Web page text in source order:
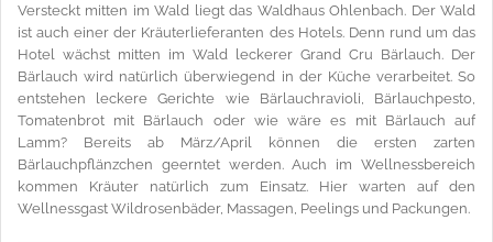
Versteckt mitten im Wald liegt das Waldhaus Ohlenbach. Der Wald
ist auch einer der Kräuterlieferanten des Hotels. Denn rund um das
Hotel wächst mitten im Wald leckerer Grand Cru Bärlauch. Der
Bärlauch wird natürlich überwiegend in der Küche verarbeitet. So
entstehen leckere Gerichte wie Bärlauchravioli, Bärlauchpesto,
Tomatenbrot mit Bärlauch oder wie wäre es mit Bärlauch auf
Lamm? Bereits ab März/April können die ersten zarten
Bärlauchpflänzchen geerntet werden. Auch im Wellnessbereich
kommen Kräuter natürlich zum Einsatz. Hier warten auf den
Wellnessgast Wildrosenbäder, Massagen, Peelings und Packungen.